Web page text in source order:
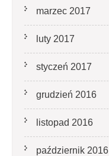
marzec 2017
luty 2017
styczeń 2017
grudzień 2016
listopad 2016
październik 2016